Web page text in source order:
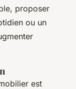
proposer
ou un
est